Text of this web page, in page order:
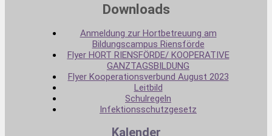
Downloads
Anmeldung zur Hortbetreuung am
Bildungscampus Riensförde
Flyer HORT RIENSFÖRDE/ KOOPERATIVE
GANZTAGSBILDUNG
Flyer Kooperationsverbund August 2023
Leitbild
Schulregeln
Infektionsschutzgesetz
Kalender